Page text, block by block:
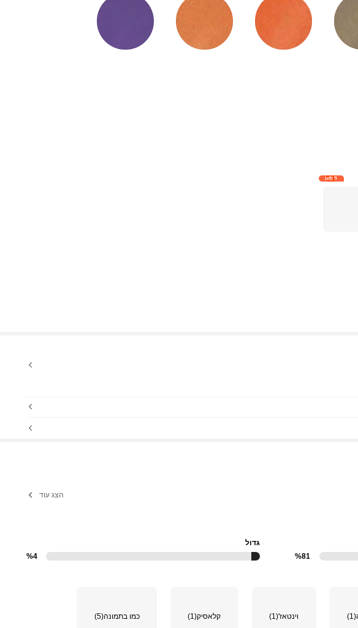
9 left
הצג עוד
%81
גדול
%4
(1) וינטאז'(1) קלאסיק(1) כמו בתמונה(5)